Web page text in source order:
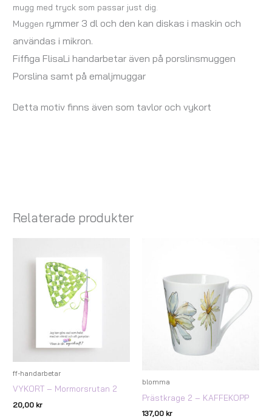
mugg med tryck som passar just dig.
Muggen rymmer 3 dl och den kan diskas i maskin och
användas i mikron.
Fiffiga FlisaLi handarbetar även på porslinsmuggen
Porslina samt på emaljmuggar
Detta motiv finns även som tavlor och vykort
Relaterade produkter
ff-handarbetar
VYKORT – Mormorsrutan 2
20,00 kr
blomma
Prästkrage 2 – KAFFEKOPP
137,00 kr